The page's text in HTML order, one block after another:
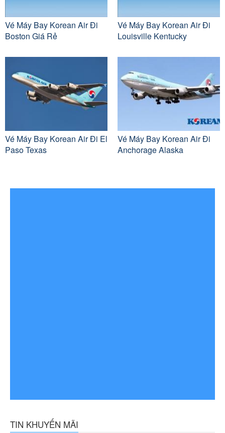
Vé Máy Bay Korean Air Đi
Boston Giá Rẻ
Vé Máy Bay Korean Air Đi
Louisville Kentucky
Vé Máy Bay Korean Air Đi El
Paso Texas
Vé Máy Bay Korean Air Đi
Anchorage Alaska
TIN KHUYẾN MÃI